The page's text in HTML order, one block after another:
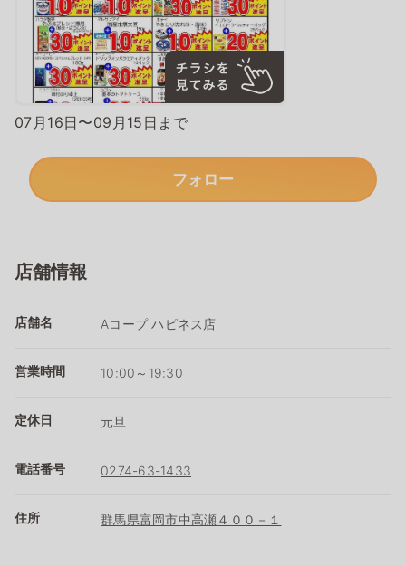
07月16日〜09月15日まで
フォロー
店舗情報
店舗名 Aコープ ハピネス店
営業時間 10:00～19:30
定休日 元旦
電話番号 0274-63-1433
住所 群馬県富岡市中高瀬４００－１